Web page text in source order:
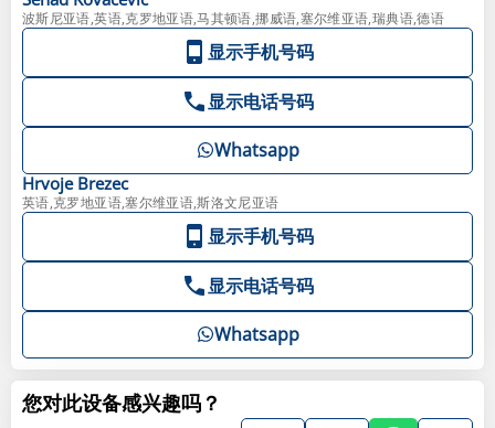
波斯尼亚语,英语,克罗地亚语,马其顿语,挪威语,塞尔维亚语,瑞典语,德语
显示手机号码
显示电话号码
Whatsapp
Hrvoje Brezec
英语,克罗地亚语,塞尔维亚语,斯洛文尼亚语
显示手机号码
显示电话号码
Whatsapp
您对此设备感兴趣吗？